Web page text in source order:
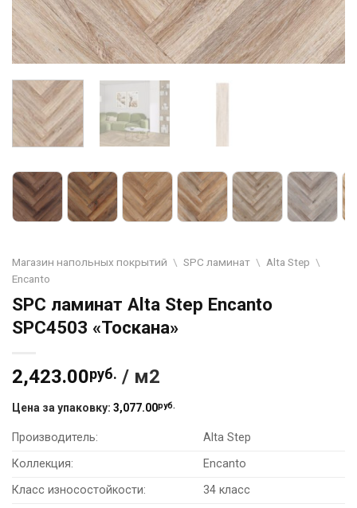
Магазин напольных покрытий \ SPC ламинат \ Alta Step \
Encanto
SPC ламинат Alta Step Encanto
SPC4503 «Тоскана»
2,423.00руб. / м2
Цена за упаковку: 3,077.00руб.
Производитель:
Alta Step
Коллекция:
Encanto
Класс износостойкости:
34 класс